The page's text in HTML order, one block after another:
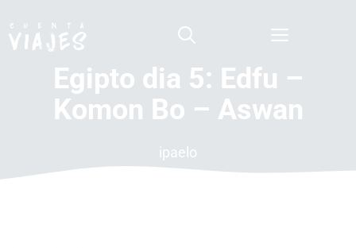
al
contenido
Menú
Egipto dia 5: Edfu –
Komon Bo – Aswan
ipaelo